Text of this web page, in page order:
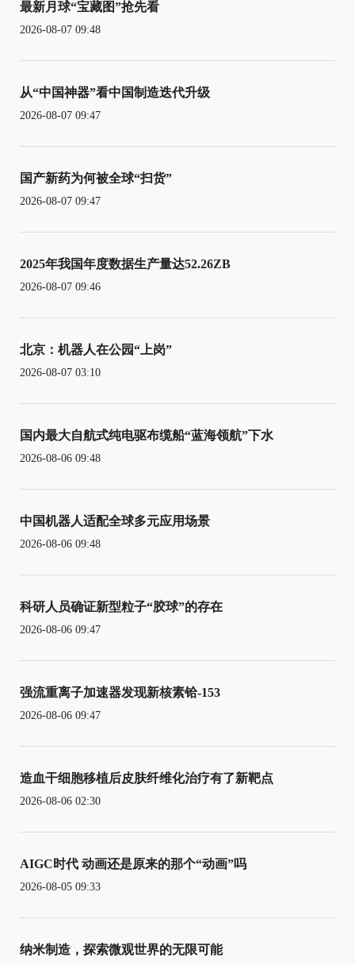
最新月球“宝藏图”抢先看
2026-08-07 09:48
从“中国神器”看中国制造迭代升级
2026-08-07 09:47
国产新药为何被全球“扫货”
2026-08-07 09:47
2025年我国年度数据生产量达52.26ZB
2026-08-07 09:46
北京：机器人在公园“上岗”
2026-08-07 03:10
国内最大自航式纯电驱布缆船“蓝海领航”下水
2026-08-06 09:48
中国机器人适配全球多元应用场景
2026-08-06 09:48
科研人员确证新型粒子“胶球”的存在
2026-08-06 09:47
强流重离子加速器发现新核素铪-153
2026-08-06 09:47
造血干细胞移植后皮肤纤维化治疗有了新靶点
2026-08-06 02:30
AIGC时代 动画还是原来的那个“动画”吗
2026-08-05 09:33
纳米制造，探索微观世界的无限可能